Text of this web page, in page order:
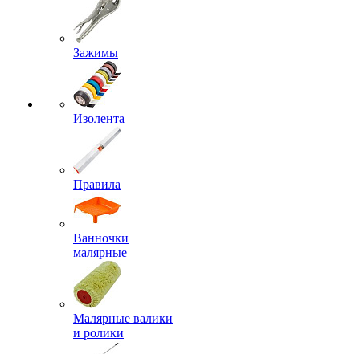
Зажимы
Изолента
Правила
Ванночки
малярные
Малярные валики
и ролики